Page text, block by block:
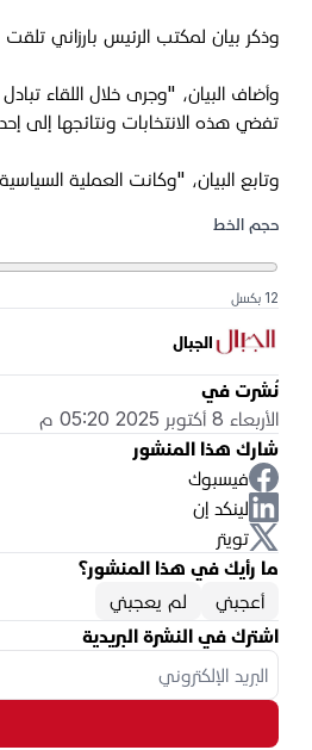
وذكر بيان لمكتب الرئيس بارزاني تلقت "الجبال" نسخة منه، أنه
وأضاف البيان، "وجرى خلال اللقاء
تفضي هذه الانتخابات ونتائجها إلى
وتابع البيان، "وكانت العملية
حجم الخط
12 بكسل
الجبال
نُشرت في
الأربعاء 8 أكتوبر 2025 05:20 م
شارك هذا المنشور
فيسبوك
لينكد إن
تويتر
ما رأيك في هذا المنشور؟
أعجبني
لم يعجبني
اشترك في النشرة البريدية